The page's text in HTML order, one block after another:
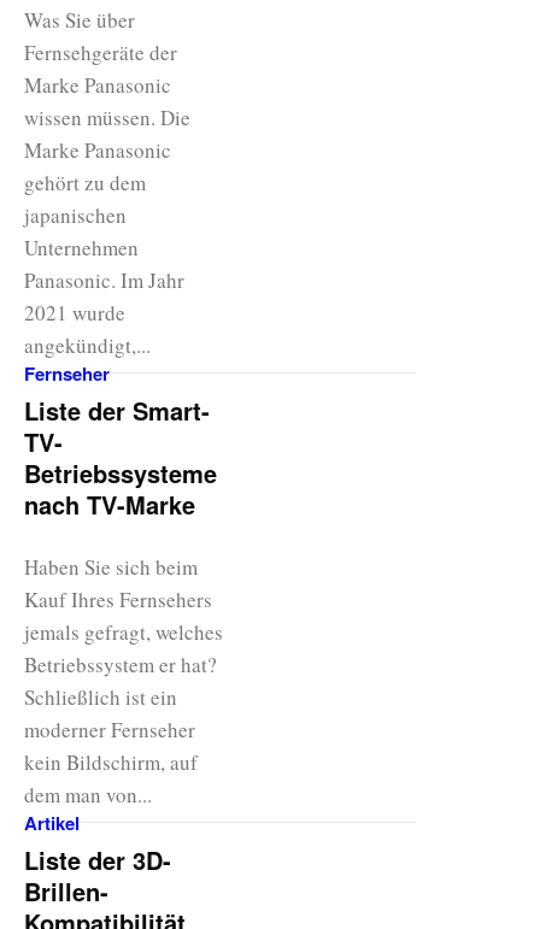
Was Sie über
Fernsehgeräte der
Marke Panasonic
wissen müssen. Die
Marke Panasonic
gehört zu dem
japanischen
Unternehmen
Panasonic. Im Jahr
2021 wurde
angekündigt,...
Fernseher
Liste der Smart-
TV-
Betriebssysteme
nach TV-Marke
Haben Sie sich beim
Kauf Ihres Fernsehers
jemals gefragt, welches
Betriebssystem er hat?
Schließlich ist ein
moderner Fernseher
kein Bildschirm, auf
dem man von...
Artikel
Liste der 3D-
Brillen-